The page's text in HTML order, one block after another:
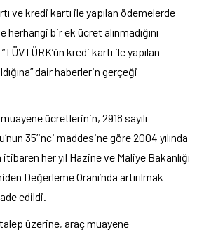
ve kredi kartı ile yapılan ödemelerde
bir ek ücret alınmadığını
kredi kartı ile yapılan
dair haberlerin gerçeği
ücretlerinin, 2918 sayılı
35’inci maddesine göre 2004 yılında
her yıl Hazine ve Maliye Bakanlığı
Değerleme Oranı’nda artırılmak
edildi.
üzerine, araç muayene